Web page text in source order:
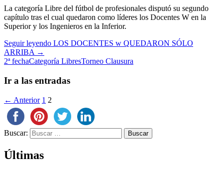
La categoría Libre del fútbol de profesionales disputó su segundo
capítulo tras el cual quedaron como líderes los Docentes W en la
Superior y los Ingenieros en la Inferior.
Seguir leyendo LOS DOCENTES w QUEDARON SÓLO
ARRIBA →
2ª fechaCategoría LibresTorneo Clausura
Ir a las entradas
← Anterior 1 2
Buscar:
Últimas